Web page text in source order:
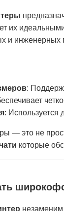
их
и инженерных
:
: Используется
— это не
которые
незаменим